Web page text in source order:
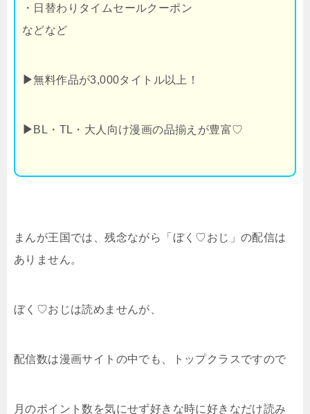
・日替わりタイムセールクーポン
などなど
▶無料作品が3,000タイトル以上！
▶ BL・TL・大人向け漫画の品揃えが豊富♡
まんが王国では、残念ながら「ぼく♡おじ」の配信は
ありません。
ぼく♡おじは読めませんが、
配信数は漫画サイトの中でも、トップクラスですので
月のポイント数を気にせず好きな時に好きなだけ読み